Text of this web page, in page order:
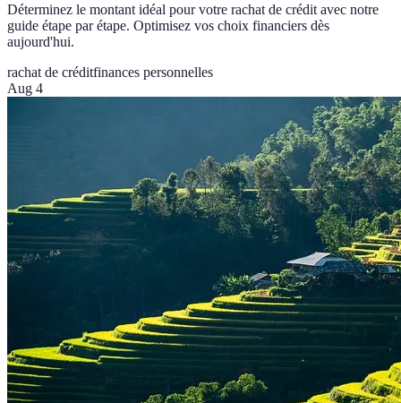
Déterminez le montant idéal pour votre rachat de crédit avec notre
guide étape par étape. Optimisez vos choix financiers dès
aujourd'hui.
rachat de créditfinances personnelles
Aug 4